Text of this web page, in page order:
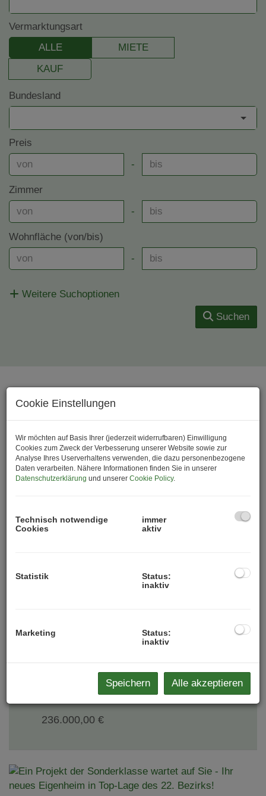
Vermarktungsart
ALLE
MIETE
KAUF
Bundesland
Preis
-
Zimmer
-
Wohnfläche (von/bis)
-
Weitere Suchoptionen
Suchen
74 75 76
Standardsortierung ×
AUF SIE - IHR NEUES EIGENHEIM IN TOP-LAGE
DES 22. BEZIRKS!
1220 Wien , Ludwig-Reindl-Gasse 1 / 1-55
2
236.000,00 €
Cookie Einstellungen
Wir möchten auf Basis Ihrer (jederzeit widerrufbaren) Einwilligung
Cookies zum Zweck der Verbesserung unserer Website sowie zur
Analyse Ihres Userverhaltens verwenden, die dazu personenbezogene
Daten verarbeiten. Nähere Informationen finden Sie in unserer
Datenschutzerklärung und unserer Cookie Policy.
Technisch notwendige
Cookies
immer
aktiv
Statistik
Status:
inaktiv
Marketing
Status:
inaktiv
Speichern Alle akzeptieren